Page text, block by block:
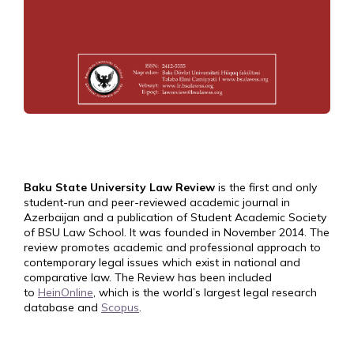
Baku State University Law Review is the first and only
student-run and peer-reviewed academic journal in
Azerbaijan and a publication of Student Academic Society
of BSU Law School. It was founded in November 2014. The
review promotes academic and professional approach to
contemporary legal issues which exist in national and
comparative law. The Review has been included
to HeinOnline, which is the world’s largest legal research
database and Scopus.